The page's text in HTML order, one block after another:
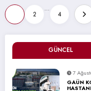
GÜNCEL
7
GAÜN
Yazı
sayfalaması
2
…
4